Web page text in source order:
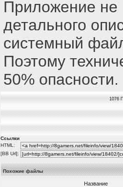
Приложение не
детального
системный
Поэтому
50% опасности.
1076
Ссылки
HTML:
[BB Url]:
Похожие файлы
Название